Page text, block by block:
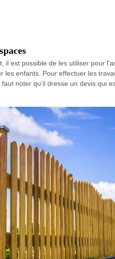
il est possible de les utiliser pour
enfants. Pour effectuer les
noter qu'il dresse un devis qui